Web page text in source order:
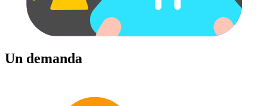
Un demanda